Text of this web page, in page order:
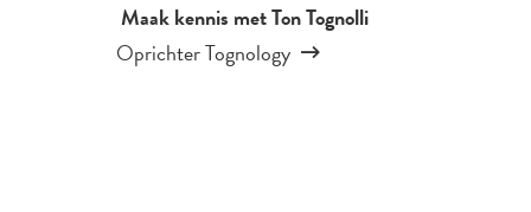
Maak kennis met Ton Tognolli
Oprichter Tognology